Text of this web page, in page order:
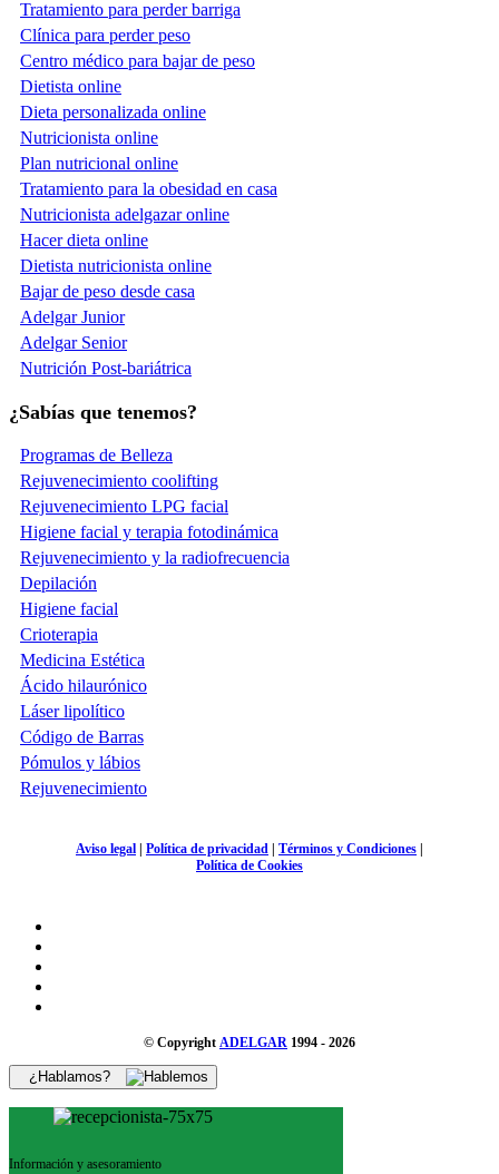
Tratamiento para perder barriga
Clínica para perder peso
Centro médico para bajar de peso
Dietista online
Dieta personalizada online
Nutricionista online
Plan nutricional online
Tratamiento para la obesidad en casa
Nutricionista adelgazar online
Hacer dieta online
Dietista nutricionista online
Bajar de peso desde casa
Adelgar Junior
Adelgar Senior
Nutrición Post-bariátrica
¿Sabías que tenemos?
Programas de Belleza
Rejuvenecimiento coolifting
Rejuvenecimiento LPG facial
Higiene facial y terapia fotodinámica
Rejuvenecimiento y la radiofrecuencia
Depilación
Higiene facial
Crioterapia
Medicina Estética
Ácido hilaurónico
Láser lipolítico
Código de Barras
Pómulos y lábios
Rejuvenecimiento
Aviso legal Política de privacidad Términos y Condiciones
Política de Cookies
© Copyright ADELGAR 1994 - 2026
¿Hablamos?
Información y asesoramiento